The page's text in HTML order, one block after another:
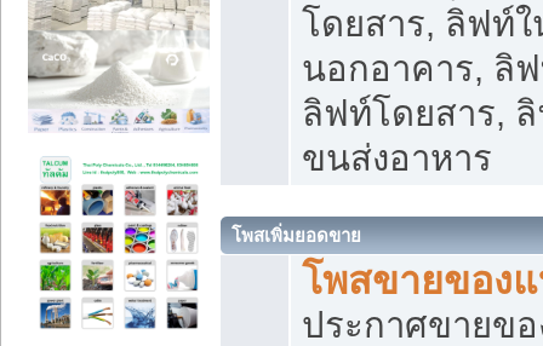
โดยสาร, ลิฟท์
นอกอาคาร, ลิ
ลิฟท์โดยสาร,
ขนส่งอาหาร
โพสเพิ่มยอดขาย
โพสขายของ
ประกาศขายข